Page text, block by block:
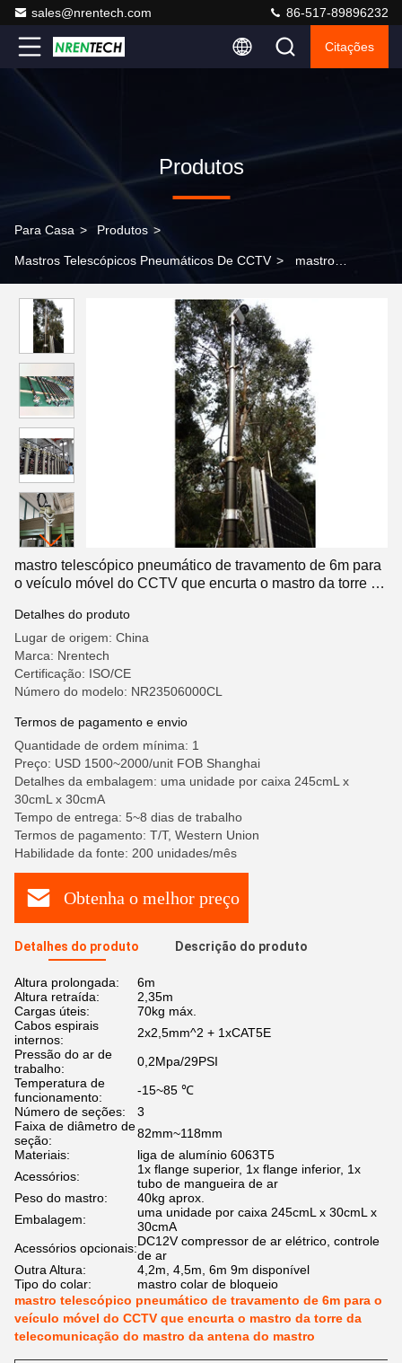
sales@nrentech.com 86-517-89896232
Citações
Produtos
Para Casa > Produtos >
Mastros Telescópicos Pneumáticos De CCTV > mastro
móvel do CCTV que encurta o mastro da torre da
telecomunicação do mastro da antena do mastro
mastro telescópico pneumático de travamento de 6m para
o veículo móvel do CCTV que encurta o mastro da torre da
Detalhes do produto
Lugar de origem: China
Marca: Nrentech
Certificação: ISO/CE
Número do modelo: NR23506000CL
Termos de pagamento e envio
Quantidade de ordem mínima: 1
Preço: USD 1500~2000/unit FOB Shanghai
Detalhes da embalagem: uma unidade por caixa 245cmL x
30cmL x 30cmA
Tempo de entrega: 5~8 dias de trabalho
Termos de pagamento: T/T, Western Union
Habilidade da fonte: 200 unidades/mês
Obtenha o melhor preço
Detalhes do produto Descrição do produto
Altura prolongada:
6m
Altura retraída:
2,35m
Cargas úteis:
70kg máx.
Cabos espirais
internos:
2x2,5mm^2 + 1xCAT5E
Pressão do ar de
trabalho:
0,2Mpa/29PSI
Temperatura de
funcionamento:
-15~85 ℃
Número de seções:
3
Faixa de diâmetro de
seção:
82mm~118mm
Materiais:
liga de alumínio 6063T5
Acessórios:
1x flange superior, 1x flange inferior, 1x
tubo de mangueira de ar
Peso do mastro:
40kg aprox.
Embalagem:
uma unidade por caixa 245cmL x 30cmL x
30cmA
Acessórios opcionais:DC12V compressor de ar elétrico, controle
de ar
Outra Altura:
4,2m, 4,5m, 6m 9m disponível
Tipo do colar:
mastro colar de bloqueio
mastro telescópico pneumático de travamento de 6m para o
veículo móvel do CCTV que encurta o mastro da torre da
telecomunicação do mastro da antena do mastro